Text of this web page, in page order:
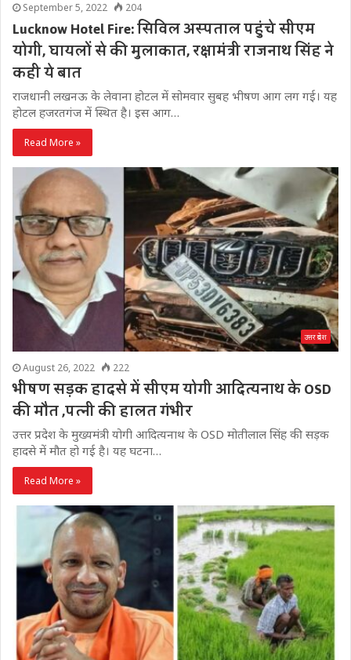
September 5, 2022 204
Lucknow Hotel Fire: सिविल अस्पताल पहुंचे सीएम
योगी, घायलों से की मुलाकात, रक्षामंत्री राजनाथ सिंह ने
कही ये बात
राजधानी लखनऊ के लेवाना होटल में सोमवार सुबह भीषण आग लग गई। यह
होटल हजरतगंज में स्थित है। इस आग…
Read More »
उत्तर प्रदेश
August 26, 2022 222
भीषण सड़क हादसे में सीएम योगी आदित्यनाथ के OSD
की मौत ,पत्नी की हालत गंभीर
उत्तर प्रदेश के मुख्यमंत्री योगी आदित्यनाथ के OSD मोतीलाल सिंह की सड़क
हादसे में मौत हो गई है। यह घटना…
Read More »